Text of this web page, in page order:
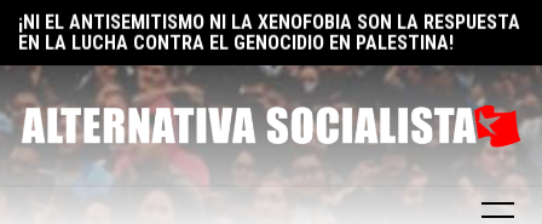
Skip
content
ELON MUSK: UN BILLÓN Y UNO RAZONES PARA SER
SOCIALISTA